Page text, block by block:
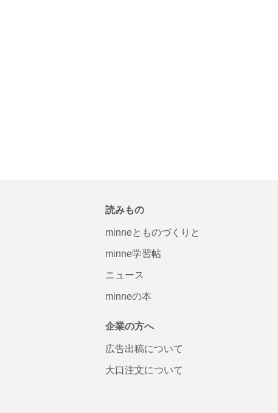
読みもの
minneとものづくりと
minne学習帖
ニュース
minneの本
企業の方へ
広告出稿について
大口注文について